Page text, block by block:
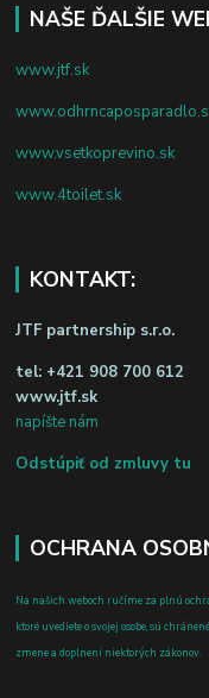
NAŠE ĎALŠIE
www.jtf.sk
www.vsetkoprevino.sk
www.4toilet.sk
KONTAKT:
JTF partnership s.r.o.
tel: +421 908 700 612
www.jtf.sk
napíšte nám
Odstúpiť od zmluvy tu
OCHRANA
Na našich weboch ručíme za plnú
ktoré uvediete o svojej osobe, sú
zmene a doplnení niektorých zákonov.